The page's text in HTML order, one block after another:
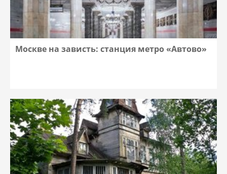
Москве на зависть: станция метро «Автово»